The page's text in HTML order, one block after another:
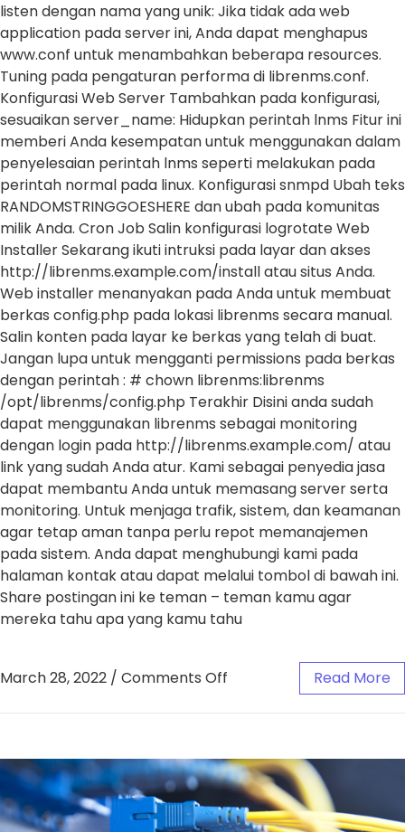
listen dengan nama yang unik: Jika tidak ada web
application pada server ini, Anda dapat menghapus
www.conf untuk menambahkan beberapa resources.
Tuning pada pengaturan performa di librenms.conf.
Konfigurasi Web Server Tambahkan pada konfigurasi,
sesuaikan server_name: Hidupkan perintah lnms Fitur ini
memberi Anda kesempatan untuk menggunakan dalam
penyelesaian perintah lnms seperti melakukan pada
perintah normal pada linux. Konfigurasi snmpd Ubah teks
RANDOMSTRINGGOESHERE dan ubah pada komunitas
milik Anda. Cron Job Salin konfigurasi logrotate Web
Installer Sekarang ikuti intruksi pada layar dan akses
http://librenms.example.com/install atau situs Anda.
Web installer menanyakan pada Anda untuk membuat
berkas config.php pada lokasi librenms secara manual.
Salin konten pada layar ke berkas yang telah di buat.
Jangan lupa untuk mengganti permissions pada berkas
dengan perintah : # chown librenms:librenms
/opt/librenms/config.php Terakhir Disini anda sudah
dapat menggunakan librenms sebagai monitoring
dengan login pada http://librenms.example.com/ atau
link yang sudah Anda atur. Kami sebagai penyedia jasa
dapat membantu Anda untuk memasang server serta
monitoring. Untuk menjaga trafik, sistem, dan keamanan
agar tetap aman tanpa perlu repot memanajemen
pada sistem. Anda dapat menghubungi kami pada
halaman kontak atau dapat melalui tombol di bawah ini.
Share postingan ini ke teman – teman kamu agar
mereka tahu apa yang kamu tahu
March 28, 2022 / Comments Off Read More